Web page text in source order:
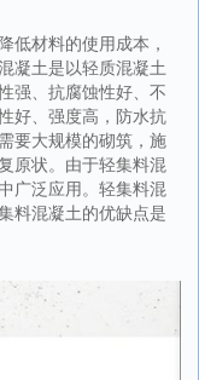
低材料的使用成本，
凝土是以轻质混凝土
强、抗腐蚀性好、不
好、强度高，防水抗
要大规模的砌筑，施
原状。由于轻集料混
广泛应用。轻集料混
料混凝土的优缺点是